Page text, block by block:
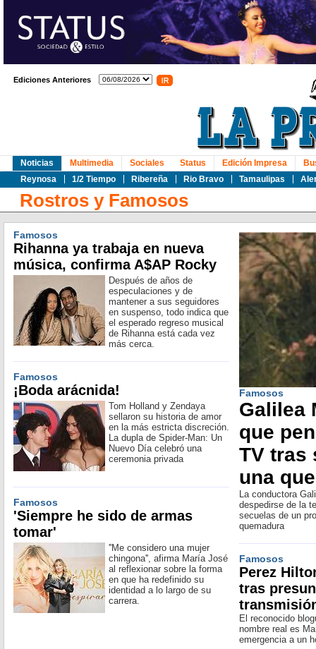
Ediciones Anteriores
Noticias
Reynosa
1/2 Tiempo Ribereña Rio Bravo Tamaulipas
Multimedia Sociales Status Edición Impresa
Rostros y Famosos
Famosos
Galilea
que
TV tras
una
La conductora
despedirse de la
secuelas de un
quemadura
Famosos
Perez
tras
El reconocido
nombre real es
emergencia a un
Famosos
Rihanna ya trabaja en nueva
música, confirma A$AP Rocky
Después de años de
especulaciones y de
mantener a sus seguidores
en suspenso, todo indica que
el esperado regreso musical
de Rihanna está cada vez
más cerca.
Famosos
¡Boda arácnida!
Tom Holland y Zendaya
sellaron su historia de amor
en la más estricta discreción.
La dupla de Spider-Man: Un
Nuevo Día celebró una
ceremonia privada
Famosos
'Siempre he sido de armas
tomar'
''Me considero una mujer
chingona'', afirma María José
al reflexionar sobre la forma
en que ha redefinido su
identidad a lo largo de su
carrera.